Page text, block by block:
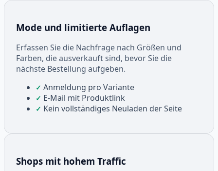
Mode und limitierte Auflagen
Erfassen Sie die Nachfrage nach Größen und
Farben, die ausverkauft sind, bevor Sie die
nächste Bestellung aufgeben.
✓ Anmeldung pro Variante
✓ E-Mail mit Produktlink
✓ Kein vollständiges Neuladen der Seite
Shops mit hohem Traffic